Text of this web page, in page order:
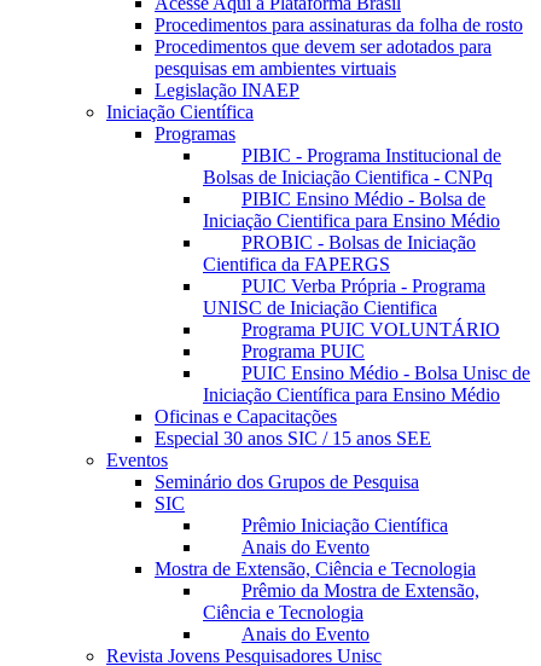
Procedimentos para assinaturas da folha de rosto
Procedimentos que devem ser adotados para
pesquisas em ambientes virtuais
Legislação INAEP
Iniciação Científica
Programas
PIBIC - Programa Institucional de
Bolsas de Iniciação Cientifica - CNPq
PIBIC Ensino Médio - Bolsa de
Iniciação Cientifica para Ensino Médio
PROBIC - Bolsas de Iniciação
Cientifica da FAPERGS
PUIC Verba Própria - Programa
UNISC de Iniciação Cientifica
Programa PUIC VOLUNTÁRIO
Programa PUIC
PUIC Ensino Médio - Bolsa Unisc de
Iniciação Científica para Ensino Médio
Oficinas e Capacitações
Especial 30 anos SIC / 15 anos SEE
Eventos
Seminário dos Grupos de Pesquisa
SIC
Prêmio Iniciação Científica
Anais do Evento
Mostra de Extensão, Ciência e Tecnologia
Prêmio da Mostra de Extensão,
Ciência e Tecnologia
Anais do Evento
Revista Jovens Pesquisadores Unisc